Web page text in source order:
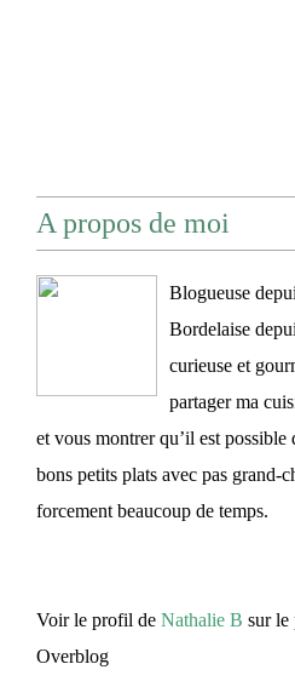
A propos de moi
Blogueuse
Bordelaise
curieuse et
partager ma
et vous montrer qu’il est possible
bons petits plats avec pas grand-
forcement beaucoup de temps.
Voir le profil de Nathalie B sur le
Overblog